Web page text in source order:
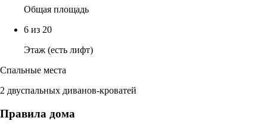
Общая площадь
6 из 20
Этаж (есть лифт)
Спальные места
2 двуспальных диванов-кроватей
Правила дома